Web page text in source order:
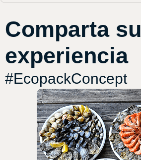
Comparta su
experiencia
#EcopackConcept